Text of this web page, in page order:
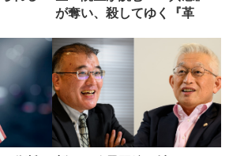
が奪い、殺してゆく『革